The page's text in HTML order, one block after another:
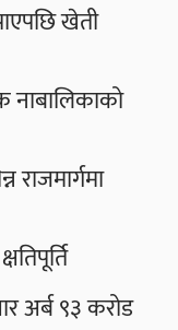
खेती
नाबालिकाको
राजमार्गमा
अर्ब ९३ करोड